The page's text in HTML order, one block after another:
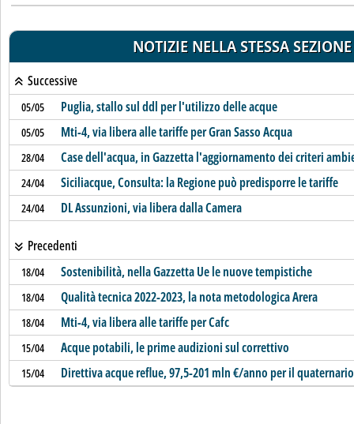
NOTIZIE NELLA STESSA SEZIONE
Successive
05/05 Puglia, stallo sul ddl per l'utilizzo delle acque
05/05 Mti-4, via libera alle tariffe per Gran Sasso Acqua
28/04 Case dell'acqua, in Gazzetta l'aggiornamento dei criteri
24/04 Siciliacque, Consulta: la Regione può predisporre le tariffe
24/04 DL Assunzioni, via libera dalla Camera
Precedenti
18/04 Sostenibilità, nella Gazzetta Ue le nuove tempistiche
18/04 Qualità tecnica 2022-2023, la nota metodologica Arera
18/04 Mti-4, via libera alle tariffe per Cafc
15/04 Acque potabili, le prime audizioni sul correttivo
15/04 Direttiva acque reflue, 97,5-201 mln €/anno per il quaternario